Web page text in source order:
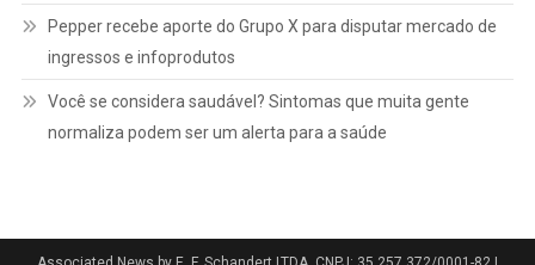
Pepper recebe aporte do Grupo X para disputar mercado de
ingressos e infoprodutos
Você se considera saudável? Sintomas que muita gente
normaliza podem ser um alerta para a saúde